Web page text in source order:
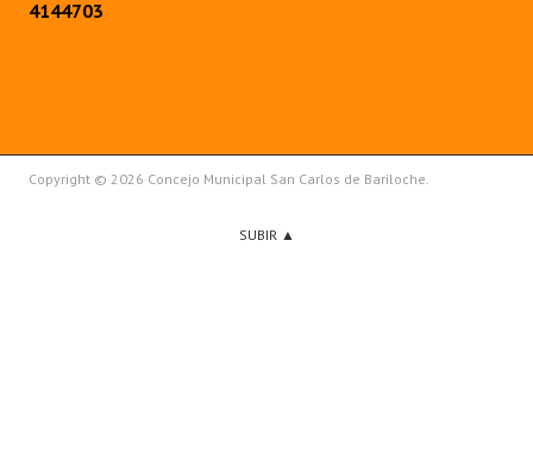
4144703
Copyright © 2026 Concejo Municipal San Carlos de Bariloche.
SUBIR ▲